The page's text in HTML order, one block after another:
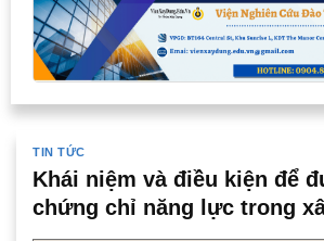
TIN TỨC
Khái niệm và điều kiện để
chứng chỉ năng lực trong